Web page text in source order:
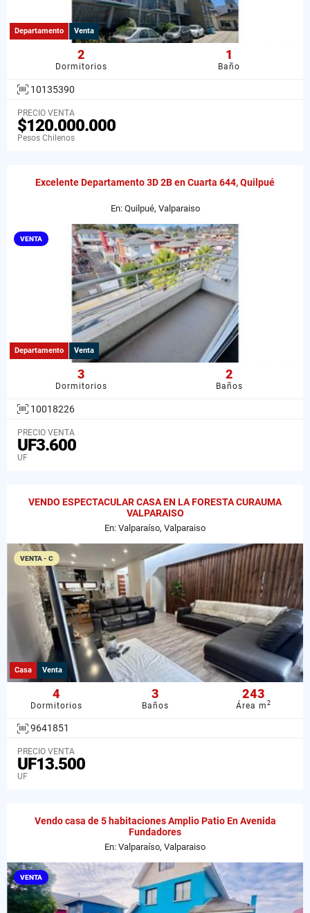
Departamento Venta
2
Dormitorios
1
Baño
10135390
PRECIO VENTA
$120.000.000
Pesos Chilenos
Excelente Departamento 3D 2B en Cuarta 644, Quilpué
En: Quilpué, Valparaiso
VENTA
Departamento Venta
3
Dormitorios
2
Baños
10018226
PRECIO VENTA
UF3.600
UF
VENDO ESPECTACULAR CASA EN LA FORESTA CURAUMA
VALPARAISO
En: Valparaíso, Valparaiso
VENTA - C
Casa Venta
4
Dormitorios
3
Baños
243
Área m2
9641851
PRECIO VENTA
UF13.500
UF
Vendo casa de 5 habitaciones Amplio Patio En Avenida
Fundadores
En: Valparaíso, Valparaiso
VENTA